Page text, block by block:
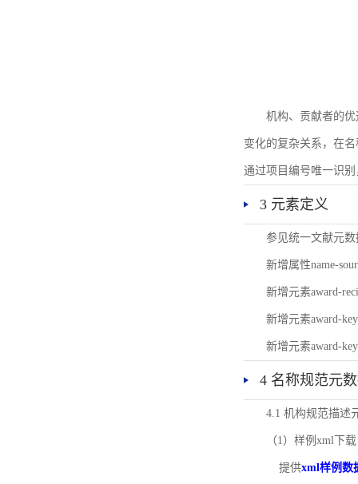
机构、贡献者的
变化的复杂关系，在
通过项目编号唯一识
3 元素定义
参见统一文献元
新增属性name-
新增元素award-
新增元素award-
新增元素award-
4 名称规范元
4.1 机构规范描述
（1）样例xml下载
提供xml样例数